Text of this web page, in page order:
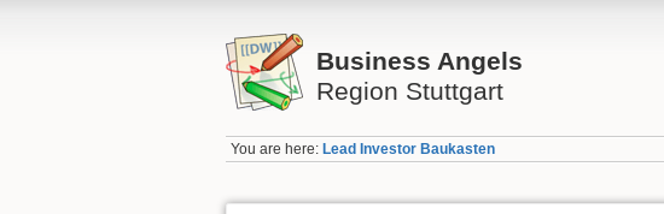
Business Angels
Region Stuttgart
You are here: Lead Investor Baukasten